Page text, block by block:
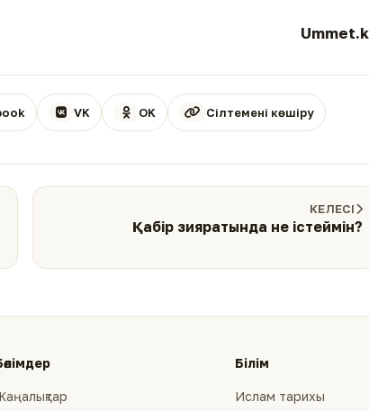
VK OK Сілтемені көшіру
КЕЛЕСІ
Қабір зияратында не істеймін?
Білім
Ислам тарихы